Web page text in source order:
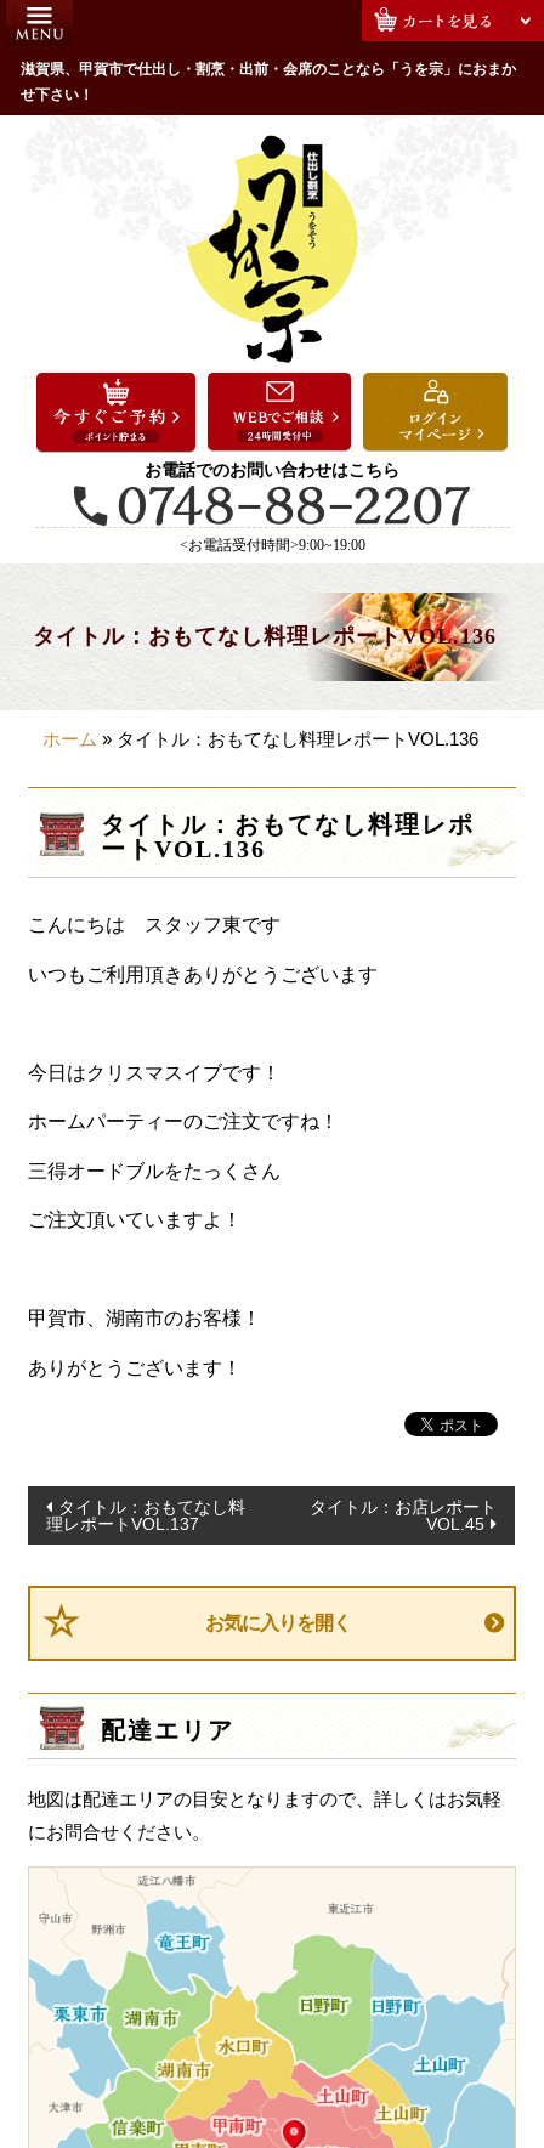
滋賀県、甲賀市で仕出し・割烹・出前・会席のことなら「うを宗」におまか
せ下さい！
お電話でのお問い合わせはこちら
<お電話受付時間>9:00~19:00
タイトル：おもてなし料理レポートVOL.136
HOME
うを宗のこだわり
配達エリア・注文方法
お祝い・ハレの日
法事・法要
接待・おもてなし
会議・セミナー弁当
製薬会社様向け
観光・行楽
価格から選ぶ
~999円
8,000円~
食材から選ぶ
お肉メイン弁当
お魚メイン弁当
旬の食材弁当
種類から選ぶ
寿司・会席膳
高級弁当
一品料理
無料貸し出し
お知らせ
スタッフブログ
求人情報
会社概要
お問い合わせ
サイトマップ
ログイン・マイページ
ホーム » タイトル：おもてなし料理レポートVOL.136
タイトル：おもてなし料理レポ
ートVOL.136
こんにちは スタッフ東です
いつもご利用頂きありがとうございます
今日はクリスマスイブです！
ホームパーティーのご注文ですね！
三得オードブルをたっくさん
ご注文頂いていますよ！
甲賀市、湖南市のお客様！
ありがとうございます！
投
稿
ゲ
ー
シ
ョ
タイトル：おもてなし料
理レポートVOL.137
タイトル：お店レポート
VOL.45
お気に入りを開く
配達エリア
地図は配達エリアの目安となりますので、詳しくはお気軽
にお問合せください。